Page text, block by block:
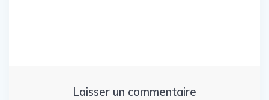
Laisser un commentaire